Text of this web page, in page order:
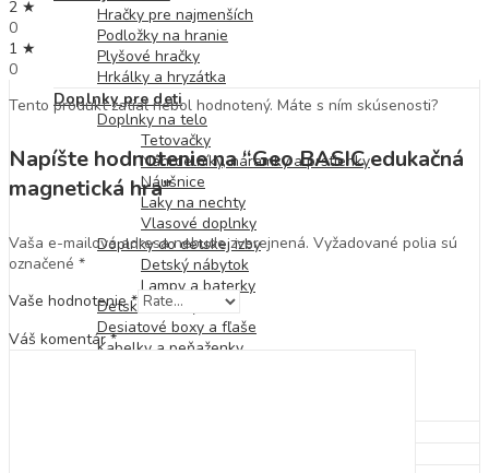
Hračky pre najmenších
Podložky na hranie
Plyšové hračky
Hrkálky a hryzátka
Doplnky pre deti
Doplnky na telo
Tetovačky
Náhrdelníky, náramky a prstienky
Náušnice
Laky na nechty
Vlasové doplnky
Doplnky do detskej izby
Detský nábytok
Lampy a baterky
Detské batohy
Desiatové boxy a fľaše
Kabelky a peňaženky
2 ★
0
1 ★
0
Tento produkt zatiaľ nebol hodnotený. Máte s ním skúsenosti?
Napíšte hodnotenie na “Geo BASIC edukačná
magnetická hra”
Vaša e-mailová adresa nebude zverejnená. Vyžadované polia sú
označené *
Vaše hodnotenie*
Váš komentár*